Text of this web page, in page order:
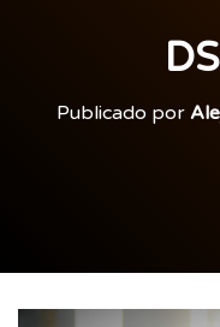
Publicado por